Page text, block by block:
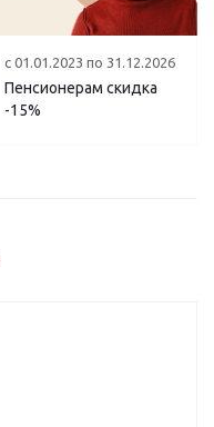
с 01.01.2023 по 31.12.2026
Пенсионерам скидка
-15%